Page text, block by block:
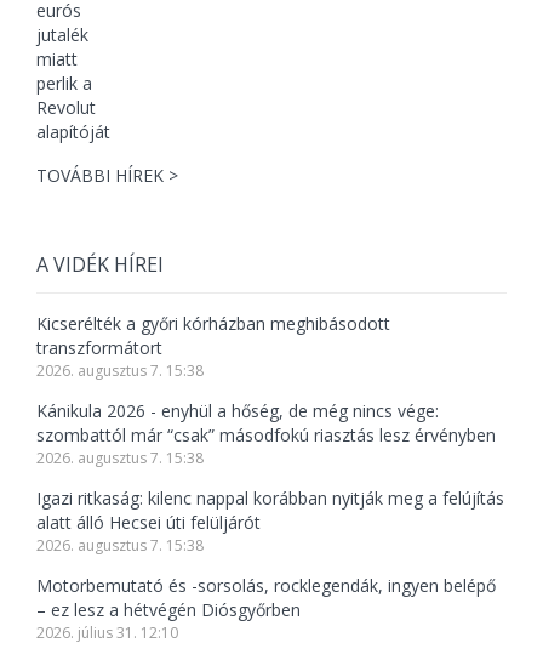
TOVÁBBI HÍREK >
A VIDÉK HÍREI
Kicserélték a győri kórházban meghibásodott
transzformátort
2026. augusztus 7. 15:38
Kánikula 2026 - enyhül a hőség, de még nincs vége:
szombattól már “csak” másodfokú riasztás lesz érvényben
2026. augusztus 7. 15:38
Igazi ritkaság: kilenc nappal korábban nyitják meg a felújítás
alatt álló Hecsei úti felüljárót
2026. augusztus 7. 15:38
Motorbemutató és -sorsolás, rocklegendák, ingyen belépő
– ez lesz a hétvégén Diósgyőrben
2026. július 31. 12:10